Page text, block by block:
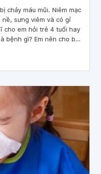
chảy máu mũi. Niêm mạc
sưng viêm và có gỉ
cho em hỏi trẻ 4 tuổi hay
bệnh gì? Em nên cho bé